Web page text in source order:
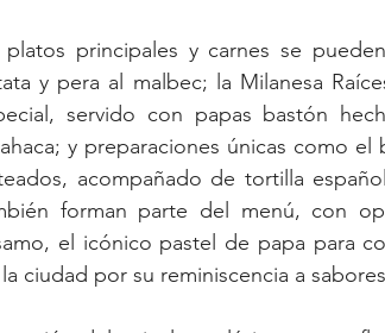
platos principales y carnes se
y pera al malbec; la Milanesa
servido con papas bastón
y preparaciones únicas como
acompañado de tortilla
forman parte del menú, con
el icónico pastel de papa para
ciudad por su reminiscencia a